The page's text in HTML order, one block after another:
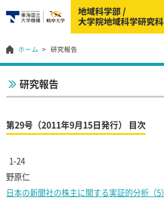
ホーム 研究報告
研究報告
第29号（2011年9月15日発行） 目次
1-24
野原仁
日本の新聞社の株主に関する実証的分析（5）